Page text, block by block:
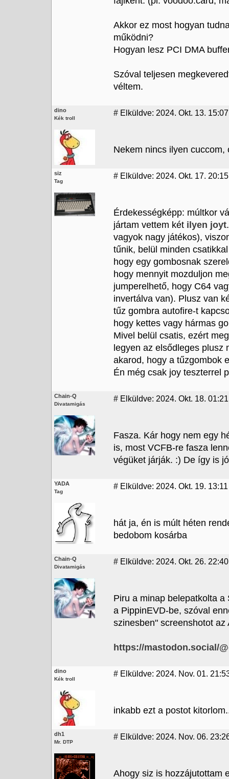
Akkor ez most hogyan
működni?
Hogyan lesz PCI DMA
Szóval teljesen
véltem.
dino
Kék troll
# Elküldve: 2024. Okt. 13. 15:07
Nekem nincs ilyen
siz
Tag
# Elküldve: 2024. Okt. 17.
Érdekességképp: múltkor
jártam vettem két ilyen joyt
vagyok nagy játékos),
tűnik, belül minden
hogy egy gombosnak
hogy mennyit mozduljon
jumperelhető, hogy C64
invertálva van). Plusz van
tűz gombra autofire-t
hogy kettes vagy hármas
Mivel belül csatis, ezért
legyen az elsődleges
akarod, hogy a tűzgombok
Én még csak joy teszterrel
Chain-Q
Divatamigás
# Elküldve: 2024. Okt. 18.
Fasza. Kár hogy nem egy
is, most VCFB-re fasza
végüket járják. :) De így is
YADA
Tag
# Elküldve: 2024. Okt. 19. 13:11
hát ja, én is múlt héten
bedobom kosárba
Chain-Q
Divatamigás
# Elküldve: 2024. Okt. 26.
Piru a minap belepatkolta
a PippinEVD-be, szóval
szinesben" screenshotot az
https://mastodon.social/
dino
Kék troll
# Elküldve: 2024. Nov. 01.
inkabb ezt a postot
dh1
Mr. DTP
# Elküldve: 2024. Nov. 06.
Ahogy siz is hozzájutottam